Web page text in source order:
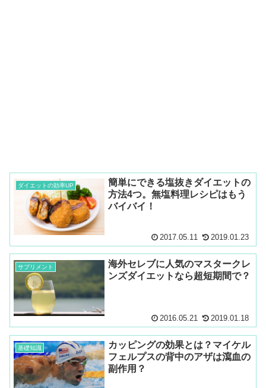
ダイエットの効率UP
簡単にできる塩抜きダイエットの
方法4つ。無塩料理レシピはもう
バイバイ！
2017.05.11 2019.01.23
サプリメント
海外セレブに人気のマスタークレ
ンズダイエットなら超短期間で？
2016.05.21 2019.01.18
基礎知識
カッピングの効果とは？マイケル
フェルプスの背中のアザは瀉血の
副作用？